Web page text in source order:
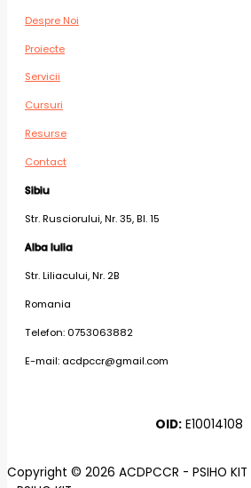
Despre Noi
Proiecte
Servicii
Cursuri
Resurse
Contact
Sibiu
Str. Rusciorului, Nr. 35, Bl. 15
Alba Iulia
Str. Liliacului, Nr. 2B
Romania
Telefon: 0753063882
E-mail: acdpccr@gmail.com
OID:E10014108
Copyright © 2026 ACDPCCR - PSIHO KIT